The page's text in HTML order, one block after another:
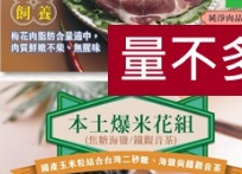
RPET 食譜 減